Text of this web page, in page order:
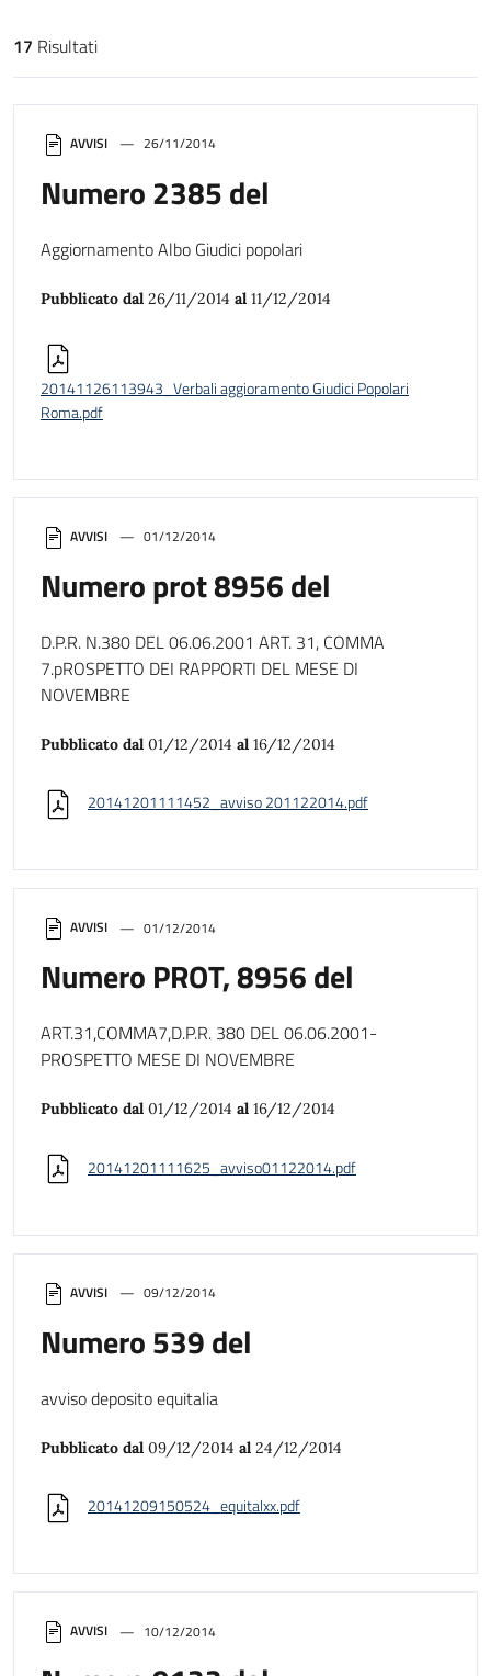
Risultati di ricerca
17 Risultati
AVVISI 10/12/2014
AVVISI 09/12/2014
Numero 539 del
avviso deposito equitalia
Pubblicato dal 09/12/2014 al 24/12/2014
20141209150524_equitalxx.pdf
AVVISI 01/12/2014
Numero PROT, 8956 del
ART.31,COMMA7,D.P.R. 380 DEL 06.06.2001-
PROSPETTO MESE DI NOVEMBRE
Pubblicato dal 01/12/2014 al 16/12/2014
20141201111625_avviso01122014.pdf
AVVISI 01/12/2014
Numero prot 8956 del
D.P.R. N.380 DEL 06.06.2001 ART. 31, COMMA
7.pROSPETTO DEI RAPPORTI DEL MESE DI
NOVEMBRE
Pubblicato dal 01/12/2014 al 16/12/2014
20141201111452_avviso 201122014.pdf
AVVISI 26/11/2014
Numero 2385 del
Aggiornamento Albo Giudici popolari
Pubblicato dal 26/11/2014 al 11/12/2014
20141126113943_Verbali aggioramento Giudici Popolari
Roma.pdf